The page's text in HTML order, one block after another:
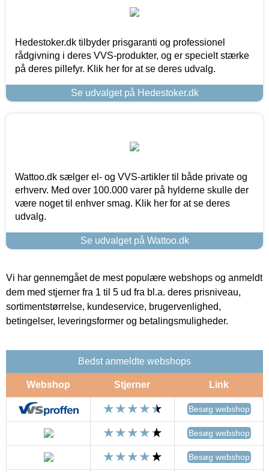
Hedestoker.dk tilbyder prisgaranti og professionel
rådgivning i deres VVS-produkter, og er specielt stærke
på deres pillefyr. Klik her for at se deres udvalg.
Se udvalget på Hedestoker.dk
Wattoo.dk sælger el- og VVS-artikler til både private og
erhverv. Med over 100.000 varer på hylderne skulle der
være noget til enhver smag. Klik her for at se deres
udvalg.
Se udvalget på Wattoo.dk
Vi har gennemgået de mest populære webshops og anmeldt
dem med stjerner fra 1 til 5 ud fra bl.a. deres prisniveau,
sortimentstørrelse, kundeservice, brugervenlighed,
betingelser, leveringsformer og betalingsmuligheder.
Bedst anmeldte webshops
Webshop Stjerner Link
Besøg webshop
Besøg webshop
Besøg webshop